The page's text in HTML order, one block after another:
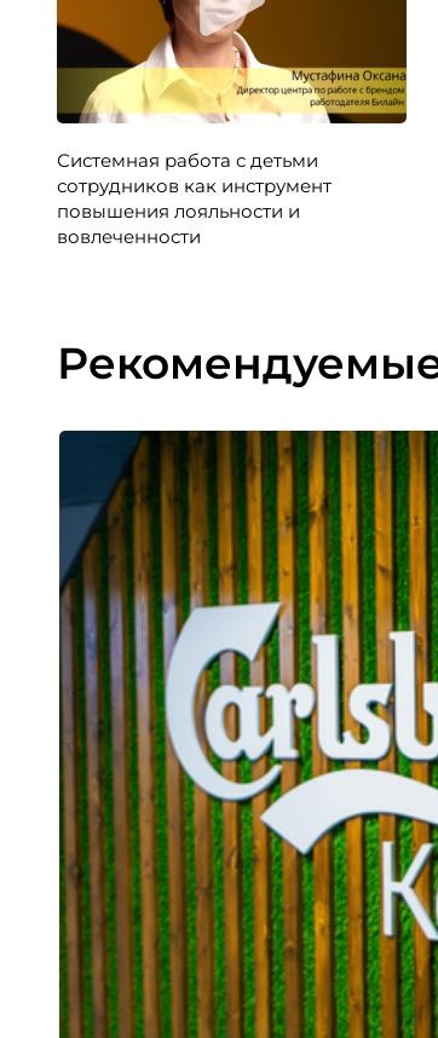
Системная работа с детьми
сотрудников как инструмент
повышения лояльности и
вовлеченности